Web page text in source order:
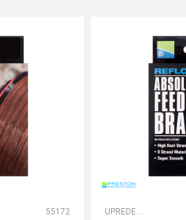
55172 UPREDENE STRUNE